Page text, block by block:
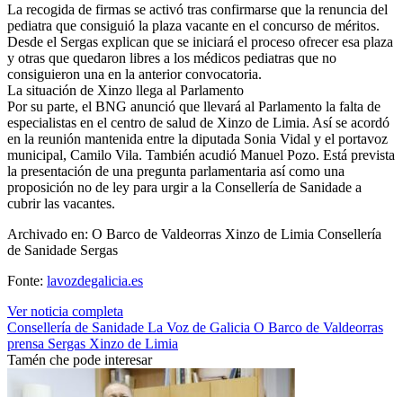
La recogida de firmas se activó tras confirmarse que la renuncia del
pediatra que consiguió la plaza vacante en el concurso de méritos.
Desde el Sergas explican que se iniciará el proceso ofrecer esa plaza
y otras que quedaron libres a los médicos pediatras que no
consiguieron una en la anterior convocatoria.
La situación de Xinzo llega al Parlamento
Por su parte, el BNG anunció que llevará al Parlamento la falta de
especialistas en el centro de salud de Xinzo de Limia. Así se acordó
en la reunión mantenida entre la diputada Sonia Vidal y el portavoz
municipal, Camilo Vila. También acudió Manuel Pozo. Está prevista
la presentación de una pregunta parlamentaria así como una
proposición no de ley para urgir a la Consellería de Sanidade a
cubrir las vacantes.
Archivado en: O Barco de Valdeorras Xinzo de Limia Consellería
de Sanidade Sergas
Fonte: lavozdegalicia.es
Ver noticia completa
Consellería de Sanidade La Voz de Galicia O Barco de Valdeorras
prensa Sergas Xinzo de Limia
Tamén che pode interesar